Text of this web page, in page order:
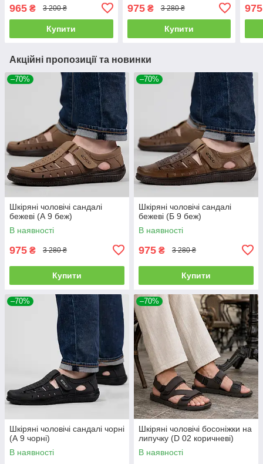
965 ₴ 3 200 ₴
Купити
975₴ 3 280 ₴
Купити
975
Акційні пропозиції та новинки
–70%
Шкіряні чоловічі сандалі
бежеві (А 9 беж)
В наявності
975 ₴ 3 280 ₴
Купити
–70%
Шкіряні чоловічі сандалі
бежеві (Б 9 беж)
В наявності
975 ₴ 3 280 ₴
Купити
–70%
Шкіряні чоловічі сандалі чорні
(А 9 чорні)
В наявності
–70%
Шкіряні чоловічі босоніжки на
липучку (D 02 коричневі)
В наявності